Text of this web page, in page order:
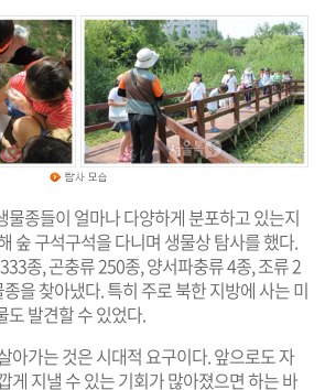
물종들이 얼마나 다양하게 분포하고 있는지
숲 구석구석을 다니며 생물상 탐사를 했다.
종, 곤충류 250종, 양서파충류 4종, 조류 2
을 찾아냈다. 특히 주로 북한 지방에 사는 미
도 발견할 수 있었다.
아가는 것은 시대적 요구이다. 앞으로도 자
게 지낼 수 있는 기회가 많아졌으면 하는 바